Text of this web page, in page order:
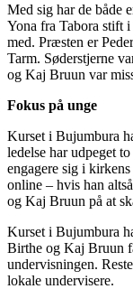
Med sig har de både
Yona fra Tabora stift i
med. Præsten er
Tarm. Søderstjerne
og Kaj Bruun var
Fokus på unge
Kurset i Bujumbura
ledelse har udpeget
engagere sig i
online – hvis han
og Kaj Bruun på at
Kurset i Bujumbura
Birthe og Kaj Bruun
undervisningen.
lokale undervisere.